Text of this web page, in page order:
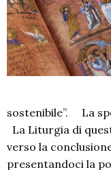
sostenibile”. La
La Liturgia di
verso la
presentandoci la